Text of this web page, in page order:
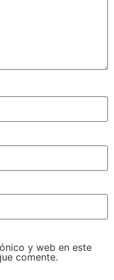
y web en este
comente.